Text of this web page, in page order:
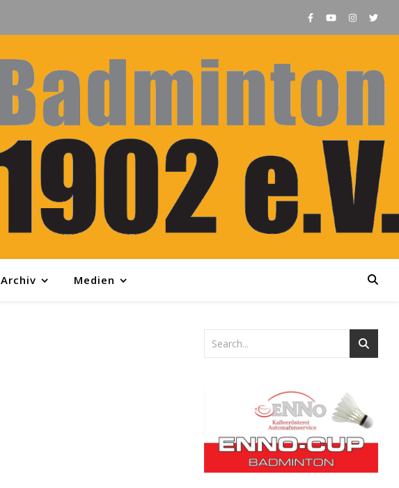
Archiv Medien